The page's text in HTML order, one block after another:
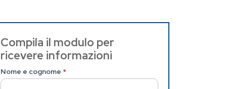
Contattaci
(Pagina
interna)
Compila il modulo per
ricevere informazioni
Nome e cognome *